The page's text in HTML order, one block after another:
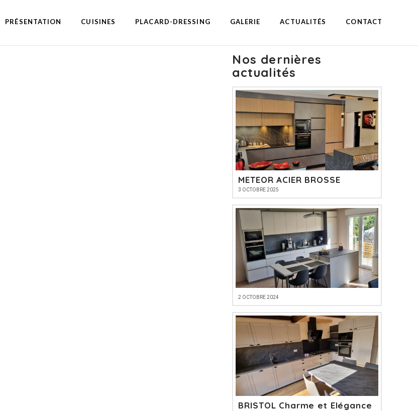
PRÉSENTATION CUISINES PLACARD-DRESSING GALERIE ACTUALITÉS CONTACT
Nos dernières
actualités
METEOR ACIER BROSSE
3 OCTOBRE 2025
2 OCTOBRE 2024
BRISTOL Charme et Elégance